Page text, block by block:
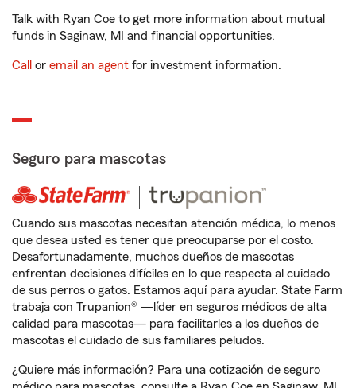
Talk with Ryan Coe to get more information about mutual
funds in Saginaw, MI and financial opportunities.
Call or email an agent for investment information.
Seguro para mascotas
Cuando sus mascotas necesitan atención médica, lo menos
que desea usted es tener que preocuparse por el costo.
Desafortunadamente, muchos dueños de mascotas
enfrentan decisiones difíciles en lo que respecta al cuidado
de sus perros o gatos. Estamos aquí para ayudar. State Farm
trabaja con Trupanion® —líder en seguros médicos de alta
calidad para mascotas— para facilitarles a los dueños de
mascotas el cuidado de sus familiares peludos.
¿Quiere más información? Para una cotización de seguro